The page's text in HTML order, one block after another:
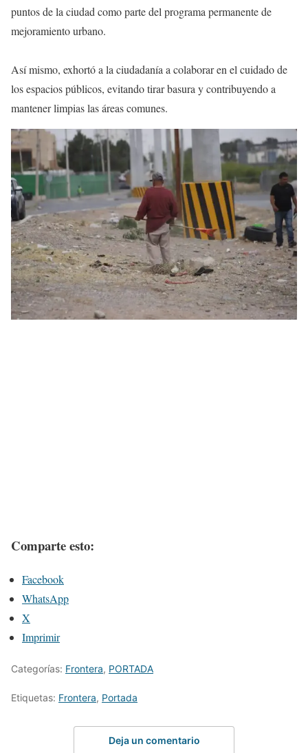
puntos de la ciudad como parte del programa permanente de
mejoramiento urbano.
Así mismo, exhortó a la ciudadanía a colaborar en el cuidado de
los espacios públicos, evitando tirar basura y contribuyendo a
mantener limpias las áreas comunes.
Comparte esto:
Facebook
WhatsApp
X
Imprimir
Categorías: Frontera, PORTADA
Etiquetas: Frontera, Portada
Deja un comentario